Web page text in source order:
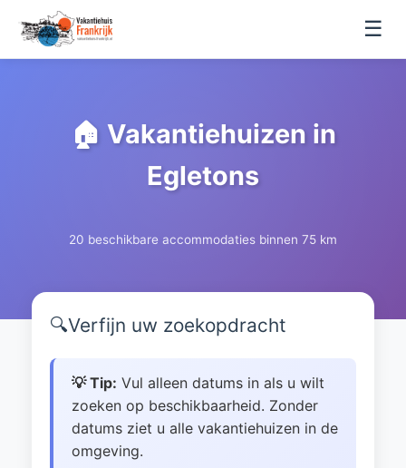
☰
🏠 Vakantiehuizen in
Egletons
20 beschikbare accommodaties binnen 75 km
🔍Verfijn uw zoekopdracht
💡 Tip: Vul alleen datums in als u wilt
zoeken op beschikbaarheid. Zonder
datums ziet u alle vakantiehuizen in de
omgeving.